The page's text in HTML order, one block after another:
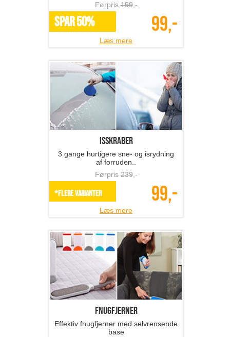
Førpris199,-
SPAR 50% 99,-
Læs mere
Isskraber
3 gange hurtigere sne- og isrydning
af forruden..
Førpris239,-
*Flere varianter 99,-
Læs mere
Fnugfjerner
Effektiv fnugfjerner med selvrensende
base